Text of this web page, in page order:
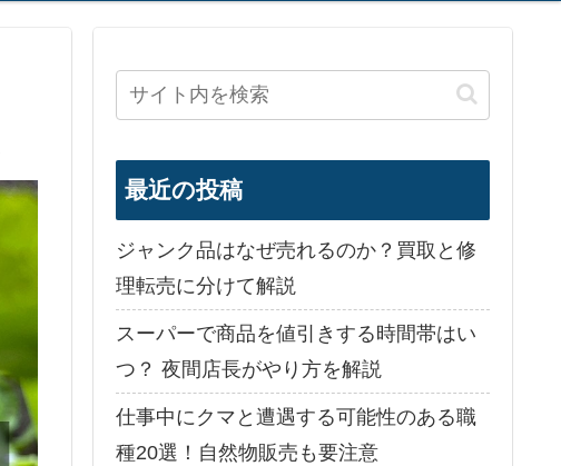
最近の投稿
ジャンク品はなぜ売れるのか？買取と修
理転売に分けて解説
スーパーで商品を値引きする時間帯はい
つ？ 夜間店長がやり方を解説
仕事中にクマと遭遇する可能性のある職
種20選！自然物販売も要注意